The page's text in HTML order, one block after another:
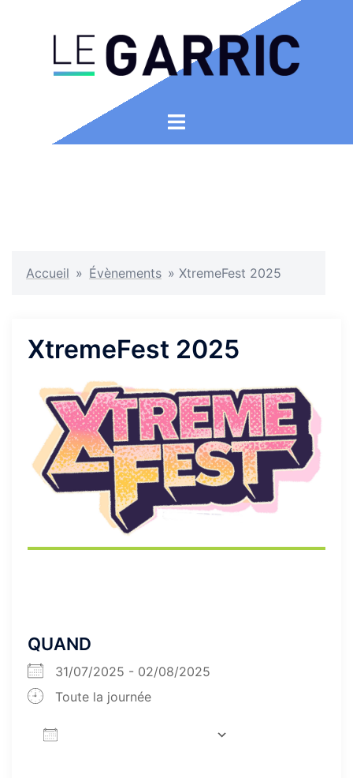
Ouvrir/fermer
Accueil » Évènements » XtremeFest 2025
XtremeFest 2025
QUAND
31/07/2025 - 02/08/2025
Toute la journée